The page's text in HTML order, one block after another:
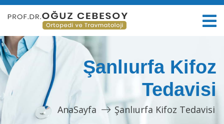
Şanlıurfa Kifoz
Tedavisi
AnaSayfa Şanlıurfa Kifoz Tedavisi